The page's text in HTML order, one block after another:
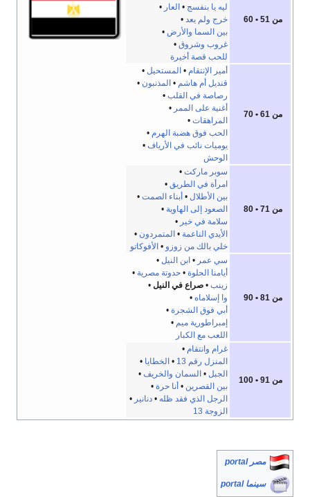
من 51 • 60
ليه يا بنفسج •العار •
خرج ولم يعد •
بين السما والأرض •
غروب وشروق •
للحب قصة أخيرة
من 61 • 70
أمير الإنتقام •المستحيل •
قنديل أم هاشم •المذنبون •
رصاصة في القلب •
أغنية على الممر •
المراهقات •
الحب فوق هضبة الهرم •
يوميات نائب في الأرياف •
الوحش
من 71 • 80
سوبر ماركت •
امرأة في الطريق •
بين الأطلال •أبناء الصمت •
الصعود إلى الهاوية •
سلامة في خير •
الأيدي الناعمة •المتمردون •
خلي بالك من زوزو •الأفوكاتو
من 81 • 90
سي عمر •ابن النيل •
أيامنا الحلوة •حدوتة مصرية •
زينب •صراع في النيل •
وا إسلاماه •
أبي فوق الشجرة •
إمبراطورية ميم •
اللعب مع الكبار
من 91 • 100
غرام وانتقام •
المنزل رقم 13
•الخطايا •
الجبل •السمان والخريف •
بين القصرين •أنا حرة •
الرجل الذي فقد ظله •دنانير •
الزوجة 13
مصر portal
سينما portal